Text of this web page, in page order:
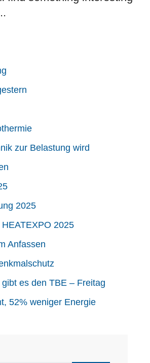
zur Belastung wird
2025
2025
Anfassen
es den TBE – Freitag
52% weniger Energie